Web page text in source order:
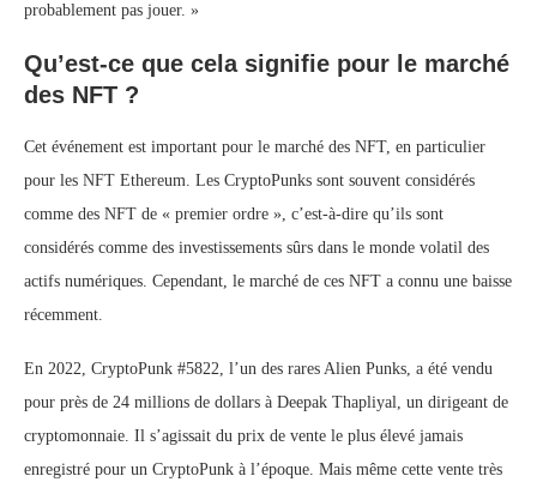
probablement pas jouer. »
Qu’est-ce que cela signifie pour le marché
des NFT ?
Cet événement est important pour le marché des NFT, en particulier
pour les NFT Ethereum. Les CryptoPunks sont souvent considérés
comme des NFT de « premier ordre », c’est-à-dire qu’ils sont
considérés comme des investissements sûrs dans le monde volatil des
actifs numériques. Cependant, le marché de ces NFT a connu une baisse
récemment.
En 2022, CryptoPunk #5822, l’un des rares Alien Punks, a été vendu
pour près de 24 millions de dollars à Deepak Thapliyal, un dirigeant de
cryptomonnaie. Il s’agissait du prix de vente le plus élevé jamais
enregistré pour un CryptoPunk à l’époque. Mais même cette vente très